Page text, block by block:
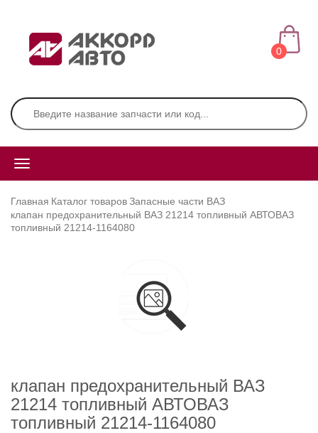
0
Главная Каталог товаровЗапасные части ВАЗ
клапан предохранительный ВАЗ 21214 топливный АВТОВАЗ
топливный 21214-1164080
клапан предохранительный ВАЗ
21214 топливный АВТОВАЗ
топливный 21214-1164080